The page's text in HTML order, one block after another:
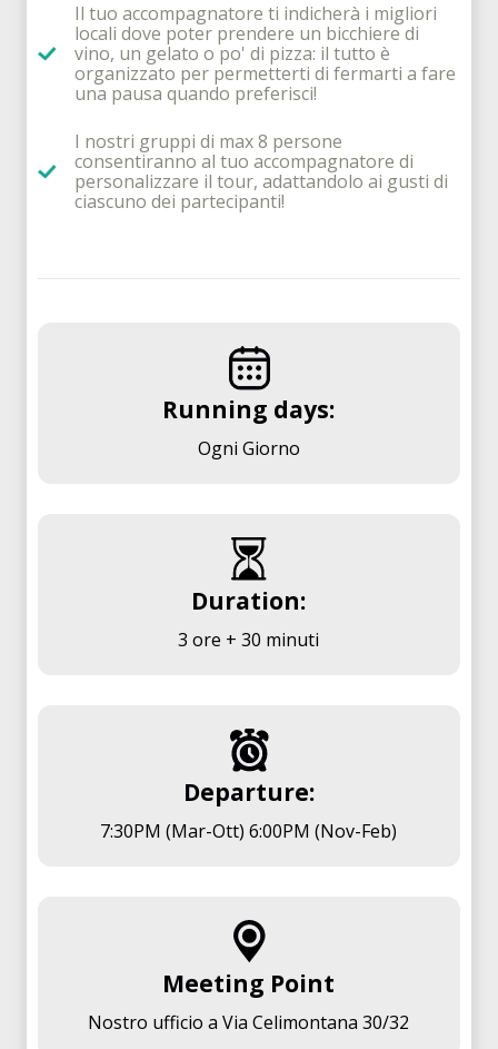
Il tuo accompagnatore ti indicherà i migliori
locali dove poter prendere un bicchiere di
vino, un gelato o po' di pizza: il tutto è
organizzato per permetterti di fermarti a fare
una pausa quando preferisci!
I nostri gruppi di max 8 persone
consentiranno al tuo accompagnatore di
personalizzare il tour, adattandolo ai gusti di
ciascuno dei partecipanti!
Running days:
Ogni Giorno
Duration:
3 ore + 30 minuti
Departure:
7:30PM (Mar-Ott) 6:00PM (Nov-Feb)
Meeting Point
Nostro ufficio a Via Celimontana 30/32